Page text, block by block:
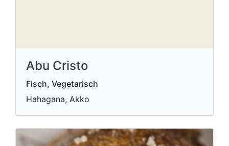
Abu Cristo
Fisch, Vegetarisch
Hahagana, Akko